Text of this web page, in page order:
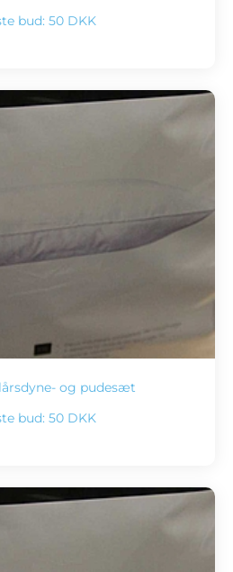
bud: 50 DKK
og pudesæt
bud: 50 DKK